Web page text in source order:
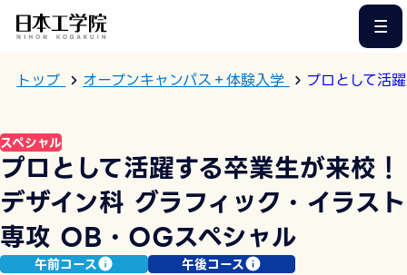
トップ オープンキャンパス＋体験入学 プロとして活
スペシャル
プロとして活躍する卒業生が来校！
デザイン科 グラフィック・イラスト
専攻 OB・OGスペシャル
午前コース 午後コース